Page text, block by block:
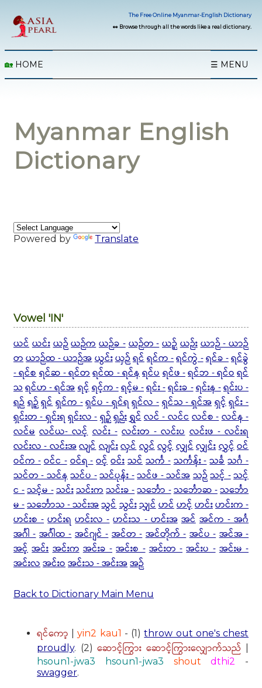
The Free Online Myanmar-English Dictionary
👀 Browse through all the words like a real dictionary.
🏡 HOME ☰ MENU
Myanmar English
Dictionary
Powered by Translate
Vowel 'IN'
ယင်ယင်းယဉ်ယဉ်ကယဉ်ခ -ယဉ်တ -ယဉ့်ယဉ်းယာဉ် - ယာဉ်
တယာဉ်ထ - ယာဉ်အယွင်းယှဉ်ရင်ရင်က -ရင်ကွဲ -ရင်ခ -ရင်ခွဲ
- ရင်စရင်ဆ - ရင်တရင်ထ - ရင်နရင်ပရင်ဖ -ရင်ဘ - ရင်ဝရင်
သရင်ဟ - ရင်အရင့်ရင့်က -ရင့်မ -ရင်း -ရင်းခ -ရင်းန -ရင်းပ -
ရဉ်ရဉ့်ရှင်ရှင်က -ရှင်ပ - ရှင်ရ ရှင်လ -ရှင်သ - ရှင်အရှင့်ရှင်း -
ရှင်းတ - ရှင်းရ ရှင်းလ -ရှဉ့်ရှဉ်းရွှင်လင် - လင်ငလင်စ -လင်န -
လင်မ လင်ယ-လင့် လင်း - လင်းတ - လင်းပ လင်းဖ - လင်းရ
လင်းလ - လင်းအလျင်လျင်းလှင်လွင်လွင့်လျှင်လျှင်းလွှင့်ဝင်
ဝင်က -ဝင်င -ဝင်ရ -ဝင့်ဝင်းသင်သင်္က -သင်္ကန်း -သင်္ခသင်္ဂ -
သင်တ - သင်နသင်ပ -သင်ပုန်း -သင်ဖ - သင်အသဉ်သင့် -သင့်
င -သင့်မ -သင်းသင်းကသင်းခ -သင်္ဘော -သင်္ဘောဆ -သင်္ဘော
မ -သင်္ဘောသ - သင်းအသွင်သွင်းသျှင်ဟင်ဟင့်ဟင်းဟင်းက -
ဟင်းစ - ဟင်းရ ဟင်းလ - ဟင်းသ - ဟင်းအ အင် အင်က - အင်္ဂ
အင်္ဂါ - အင်္ဂါထ - အင်ဂျင် - အင်တ - အင်တိုက် - အင်ပ - အင်အ -
အင့် အင်း အင်းက အင်းခ - အင်းစ - အင်းတ - အင်းပ - အင်းမ -
အင်းလအင်းဝအင်းသ - အင်းအအဉ်
Back to Dictionary Main Menu
ရင်ကော့ |yin2 kau1 - (1)throw out one's chest
proudly. (2) ဆောင့်ကြွား ဆောင့်ကြွားလျှောက်သည်
hsoun1-jwa3 hsoun1-jwa3
shout dthi2
-
swagger.